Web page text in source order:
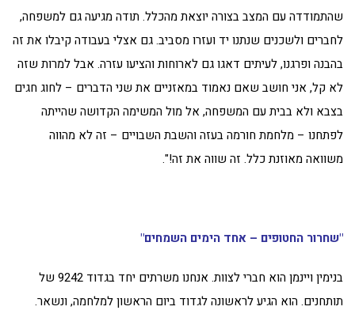
שהתמודדה עם המצב בצורה יוצאת מהכלל. תודה מגיעה גם למשפחה,
לחברים ולשכנים שנתנו יד ועזרו מסביב. גם אצלי בעבודה קיבלו את זה
בהבנה ופרגנו, לעיתים דאגו גם לארוחות והציעו עזרה. אבל למרות שזה
לא קל, אני חושב שאם נאמוד במאזניים את שני הדברים – לחוג חגים
בצבא ולא בבית עם המשפחה, אל מול המשימה הקדושה שהייתה
לפתחנו – מלחמת חורמה בעזה והשבת השבויים – זה לא מהווה
משוואה מאוזנת כלל. זה שווה את זה!".
"שחרור החטופים – אחד הימים השמחים"
בנימין ויינמן הוא חברי לצוות. אנחנו משרתים יחד בגדוד 9242 של
תותחנים. הוא הגיע לראשונה לגדוד ביום הראשון למלחמה, ונשאר.